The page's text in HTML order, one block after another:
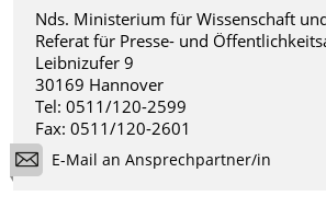
Nds. Ministerium für Wissenschaft
Referat für Presse- und
Leibnizufer 9
30169 Hannover
Tel: 0511/120-2599
Fax: 0511/120-2601
E-Mail an Ansprechpartner/in